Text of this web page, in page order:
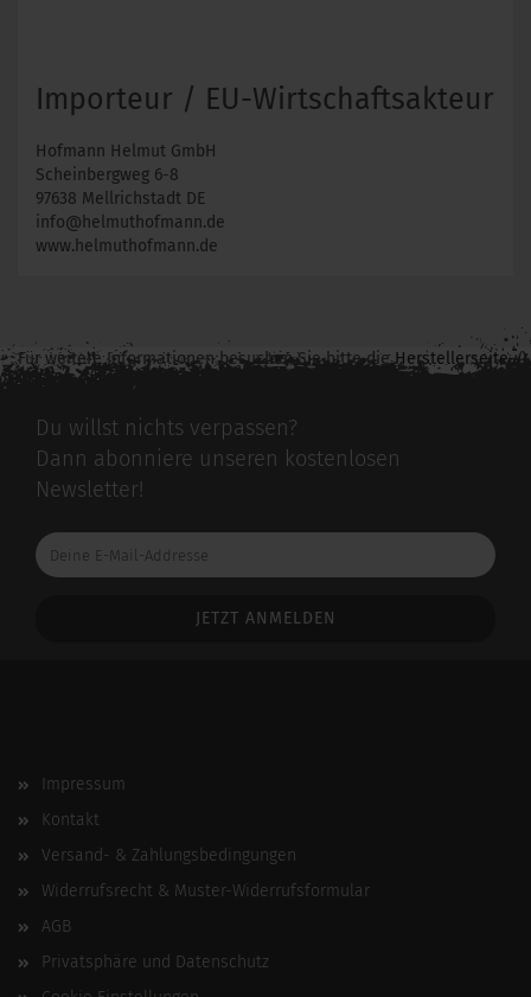
Importeur / EU-Wirtschaftsakteur
Hofmann Helmut GmbH
Scheinbergweg 6-8
97638 Mellrichstadt DE
info@helmuthofmann.de
www.helmuthofmann.de
Für weitere Informationen besuchen Sie bitte dieHerstellerseite
zu diesem Artikel.
Du willst nichts verpassen?
Dann abonniere unseren kostenlosen
Newsletter!
Deine
E-
Impressum
Kontakt
Versand- & Zahlungsbedingungen
Widerrufsrecht & Muster-Widerrufsformular
AGB
Privatsphäre und Datenschutz